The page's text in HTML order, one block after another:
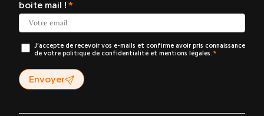
boite mail !
J’accepte de recevoir vos e-mails et confirme avoir pris connaissance
de votre politique de confidentialité et mentions légales.
Envoyer